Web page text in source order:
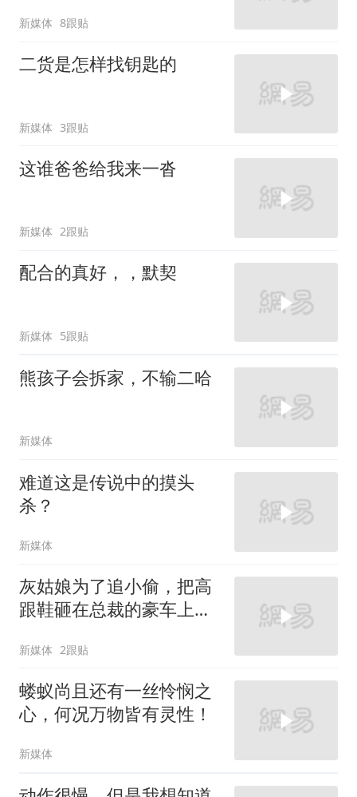
新媒体 8跟贴
二货是怎样找钥匙的
新媒体 3跟贴
这谁爸爸给我来一沓
新媒体 2跟贴
配合的真好，，默契
新媒体 5跟贴
熊孩子会拆家，不输二哈
新媒体
难道这是传说中的摸头
杀？
新媒体
灰姑娘为了追小偷，把高
跟鞋砸在总裁的豪车上，
新媒体 2跟贴
蝼蚁尚且还有一丝怜悯之
心，何况万物皆有灵性！
新媒体